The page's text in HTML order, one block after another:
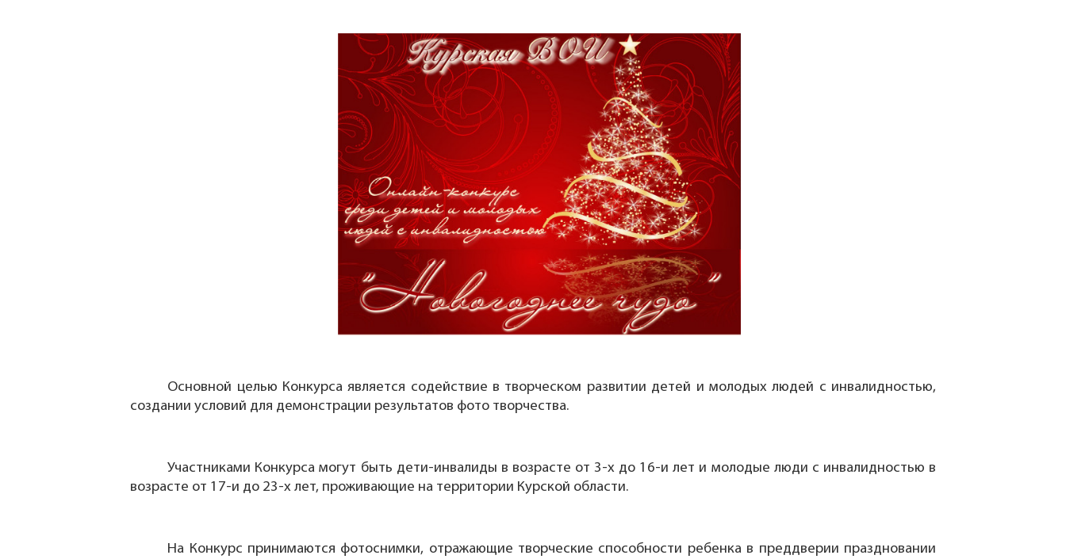
Основной целью Конкурса является содействие в творческом развитии детей и молодых людей с инвалидностью,
создании условий для демонстрации результатов фото творчества.
Участниками Конкурса могут быть дети-инвалиды в возрасте от 3-х до 16-и лет и молодые люди с инвалидностью в
возрасте от 17-и до 23-х лет, проживающие на территории Курской области.
На Конкурс принимаются фотоснимки, отражающие творческие способности ребенка в преддверии праздновании